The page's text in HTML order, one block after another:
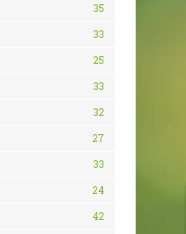
35
33
25
33
32
27
33
24
42